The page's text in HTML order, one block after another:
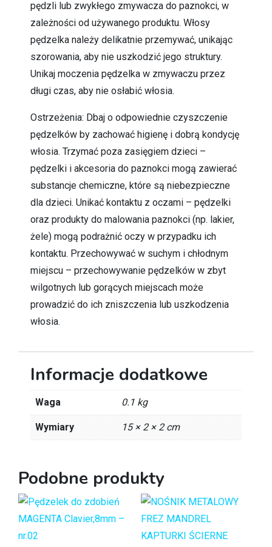
pędzli lub zwykłego zmywacza do paznokci, w
zależności od używanego produktu. Włosy
pędzelka należy delikatnie przemywać, unikając
szorowania, aby nie uszkodzić jego struktury.
Unikaj moczenia pędzelka w zmywaczu przez
długi czas, aby nie osłabić włosia.
Ostrzeżenia: Dbaj o odpowiednie czyszczenie
pędzelków by zachować higienę i dobrą kondycję
włosia. Trzymać poza zasięgiem dzieci –
pędzelki i akcesoria do paznokci mogą zawierać
substancje chemiczne, które są niebezpieczne
dla dzieci. Unikać kontaktu z oczami – pędzelki
oraz produkty do malowania paznokci (np. lakier,
żele) mogą podrażnić oczy w przypadku ich
kontaktu. Przechowywać w suchym i chłodnym
miejscu – przechowywanie pędzelków w zbyt
wilgotnych lub gorących miejscach może
prowadzić do ich zniszczenia lub uszkodzenia
włosia.
Informacje dodatkowe
Waga 0.1 kg
Wymiary 15 × 2 × 2 cm
Podobne produkty